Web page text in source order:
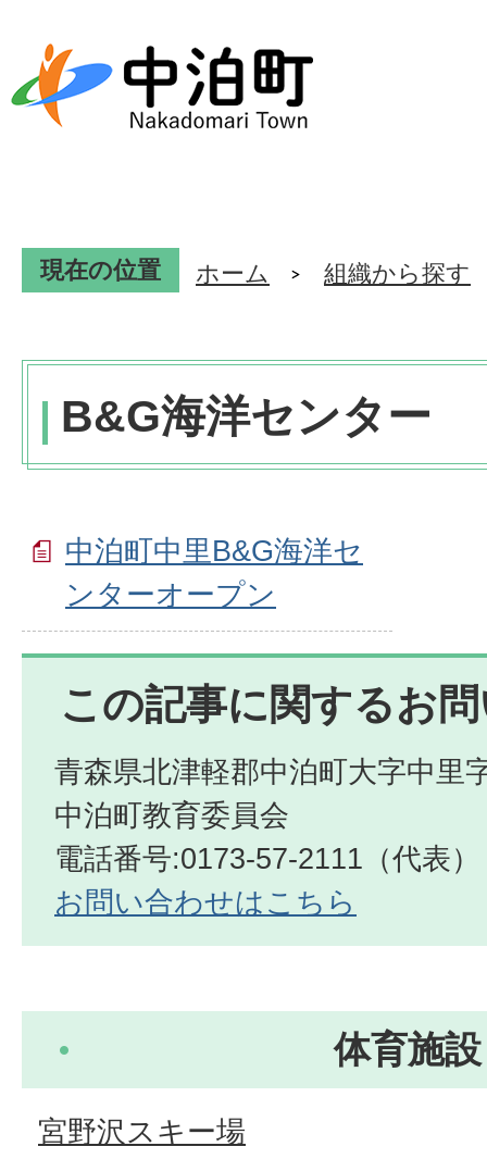
現在の位置 ホーム 組織から探す
B&G海洋センター
中泊町中里B&G海洋セ
ンターオープン
この記事に関するお
青森県北津軽郡中泊町大字中里
中泊町教育委員会
電話番号:0173-57-2111（代表）
お問い合わせはこちら
体育施設
宮野沢スキー場